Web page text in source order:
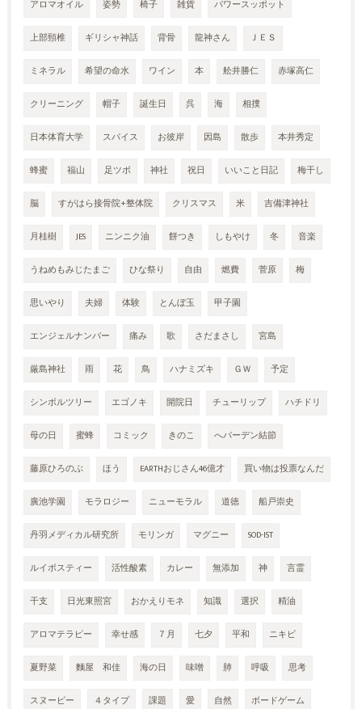
アロマオイル 姿勢 椅子 雑貨 パワースッポット
上部頸椎 ギリシャ神話 背骨 龍神さん ＪＥＳ
ミネラル 希望の命水 ワイン 本 舩井勝仁 赤塚高仁
クリーニング 帽子 誕生日 呉 海 相撲
日本体育大学 スパイス お彼岸 因島 散歩 本井秀定
蜂蜜 福山 足ツボ 神社 祝日 いいこと日記 梅干し
脳 すがはら接骨院+整体院 クリスマス 米 吉備津神社
月桂樹 JES ニンニク油 餅つき しもやけ 冬 音楽
うねめもみじたまご ひな祭り 自由 燃費 菅原 梅
思いやり 夫婦 体験 とんぼ玉 甲子園
エンジェルナンバー 痛み 歌 さだまさし 宮島
厳島神社 雨 花 鳥 ハナミズキ ＧＷ 予定
シンボルツリー エゴノキ 開院日 チューリップ ハチドリ
母の日 蜜蜂 コミック きのこ へバーデン結節
藤原ひろのぶ ほう EARTHおじさん46億才 買い物は投票なんだ
廣池学園 モラロジー ニューモラル 道徳 船戸崇史
丹羽メディカル研究所 モリンガ マグニー SOD-IST
ルイボスティー 活性酸素 カレー 無添加 神 言霊
干支 日光東照宮 おかえりモネ 知識 選択 精油
アロマテラピー 幸せ感 ７月 七夕 平和 ニキビ
夏野菜 麵屋 和佳 海の日 味噌 肺 呼吸 思考
スヌーピー ４タイプ 課題 愛 自然 ボードゲーム